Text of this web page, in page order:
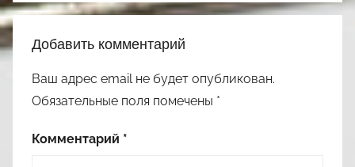
Добавить комментарий
Ваш адрес email не будет опубликован.
Обязательные поля помечены *
Комментарий *